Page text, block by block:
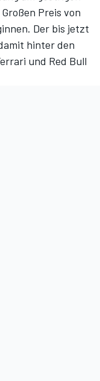
Preis von
Der bis jetzt
hinter den
und Red Bull